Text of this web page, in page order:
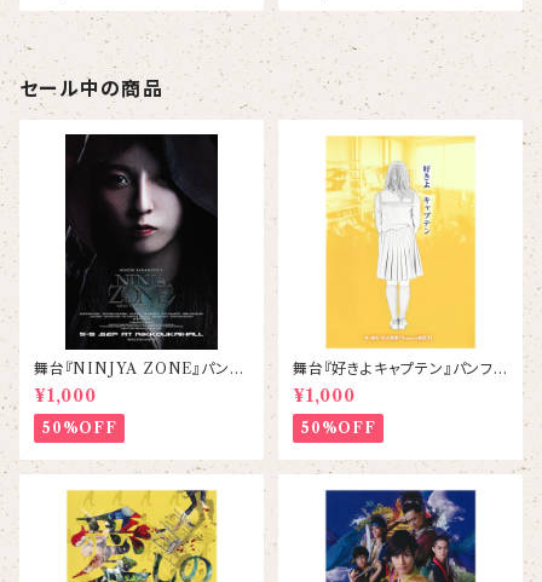
セール中の商品
舞台『NINJYA ZONE』パンフ
レット
¥1,000
50%OFF
舞台『好きよキャプテン』パンフレ
ット
¥1,000
50%OFF